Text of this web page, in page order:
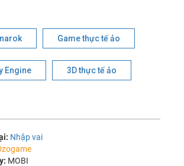
Game thực tế ảo
Engine 3D thực tế ảo
Nhập vai
MOBI